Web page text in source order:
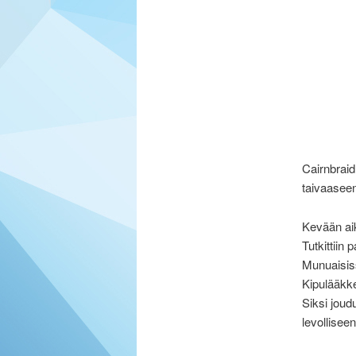
Kevään
Tutkittiin
Siksi